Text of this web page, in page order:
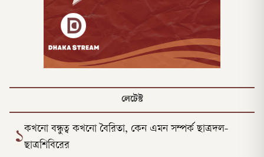
লেটেস্ট
১কখনো বন্ধুত্ব কখনো বৈরিতা, কেন এমন সম্পর্ক ছাত্রদল-
ছাত্রশিবিরের